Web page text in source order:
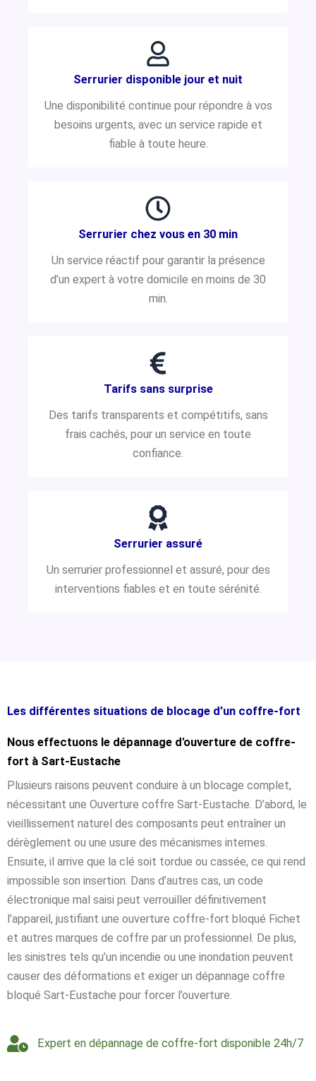
Serrurier disponible jour et nuit
Une disponibilité continue pour répondre à vos
besoins urgents, avec un service rapide et
fiable à toute heure.
Serrurier chez vous en 30 min
Un service réactif pour garantir la présence
d’un expert à votre domicile en moins de 30
min.
Tarifs sans surprise
Des tarifs transparents et compétitifs, sans
frais cachés, pour un service en toute
confiance.
Serrurier assuré
Un serrurier professionnel et assuré, pour des
interventions fiables et en toute sérénité.
Les différentes situations de blocage d’un coffre-fort
Nous effectuons le dépannage d'ouverture de coffre-
fort à Sart-Eustache
Plusieurs raisons peuvent conduire à un blocage complet,
nécessitant une Ouverture coffre Sart-Eustache. D’abord, le
vieillissement naturel des composants peut entraîner un
dérèglement ou une usure des mécanismes internes.
Ensuite, il arrive que la clé soit tordue ou cassée, ce qui rend
impossible son insertion. Dans d’autres cas, un code
électronique mal saisi peut verrouiller définitivement
l’appareil, justifiant une ouverture coffre-fort bloqué Fichet
et autres marques de coffre par un professionnel. De plus,
les sinistres tels qu’un incendie ou une inondation peuvent
causer des déformations et exiger un dépannage coffre
bloqué Sart-Eustache pour forcer l’ouverture.
Expert en dépannage de coffre-fort disponible 24h/7